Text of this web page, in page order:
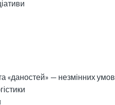
«даностей» — незмінних умов